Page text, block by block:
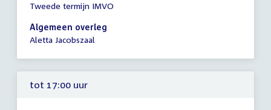
vergadering
17:00
-
uur
Tweede termijn IMVO
Algemeen overleg
Aletta Jacobszaal
tot 17:00 uur